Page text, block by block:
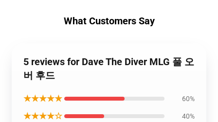
What Customers Say
5 reviews for Dave The Diver MLG 풀 오
버 후드
★★★★★ 60%
★★★★☆ 40%